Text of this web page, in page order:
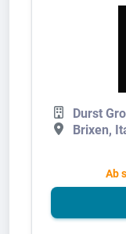
Durst
Brixen,
Ab